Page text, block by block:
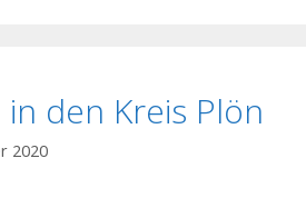
den Kreis Plön
2020